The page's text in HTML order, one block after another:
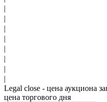
|
|
|
|
|
|
|
|
Legal close - цена аукциона
цена торгового дня